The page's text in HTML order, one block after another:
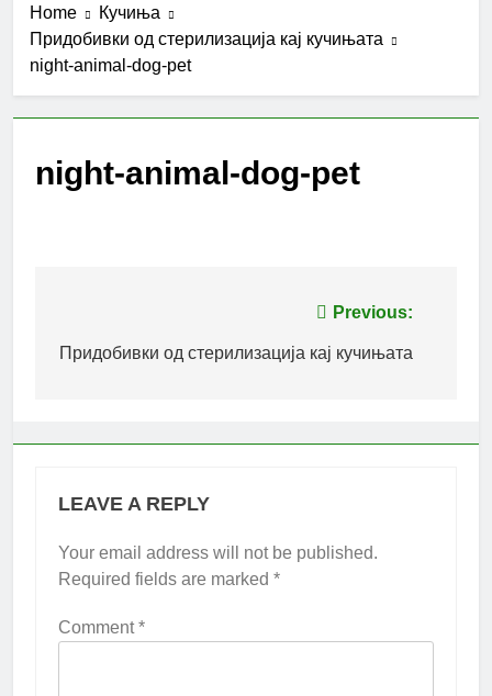
Home
Кучиња
Придобивки од стерилизација кај кучињата
night-animal-dog-pet
night-animal-dog-pet
navigation
Previous:
Придобивки од стерилизација кај кучињата
LEAVE A REPLY
Your email address will not be published.
Required fields are marked *
Comment*